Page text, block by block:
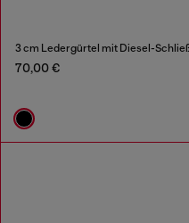
3 cm Ledergürtel mit Diesel-
70,00 €